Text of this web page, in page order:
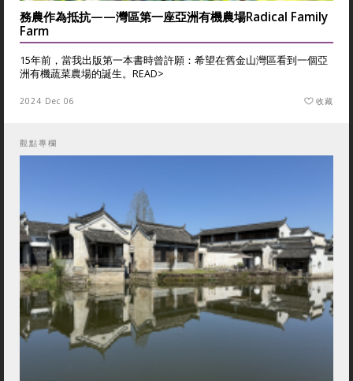
務農作為抵抗——灣區第一座亞洲有機農場Radical Family
Farm
15年前，當我出版第一本書時曾許願：希望在舊金山灣區看到一個亞
洲有機蔬菜農場的誕生。 READ>
2024 Dec 06 收藏
觀點專欄